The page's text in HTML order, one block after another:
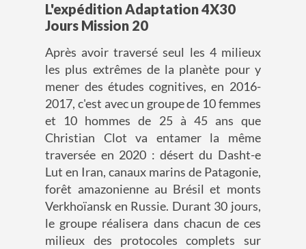
L'expédition Adaptation 4X30
Jours Mission 20
Après avoir traversé seul les 4 milieux
les plus extrêmes de la planète pour y
mener des études cognitives, en 2016-
2017, c'est avec un groupe de 10 femmes
et 10 hommes de 25 à 45 ans que
Christian Clot va entamer la même
traversée en 2020 : désert du Dasht-e
Lut en Iran, canaux marins de Patagonie,
forêt amazonienne au Brésil et monts
Verkhoïansk en Russie. Durant 30 jours,
le groupe réalisera dans chacun de ces
milieux des protocoles complets sur